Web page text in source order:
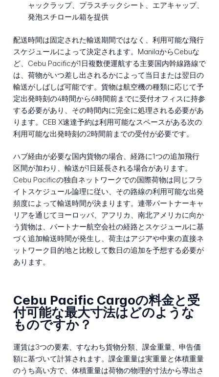
ャックラップ、プラスチックシート、エアキャップ、
発泡スチロール箱を提供
配送時間は固定された輸送期間ではなく、利用可能な飛行
スケジュールによって決定されます。ManilaからCebuな
ど、Cebu Pacificが1日複数便運航する主要国内幹線路線で
は、荷物がいつ差し出されるかによって当日または翌日の
輸送がしばしば可能です。貨物は航空機の種類に応じて予
定出発時刻の4時間から6時間前までに受付オフィスに持参
する必要があり、その時間内に完全に処理される必要があ
ります。CEB X速達予約は利用可能なスペースがある次の
利用可能な出発時刻の2時間前までの受付が必要です。
ハブ経由が必要な国内貨物の場合、経路に1つの追加飛行
区間が加わり、輸送が1日延長される場合があります。
Cebu Pacificの独自ネットワークでの国際荷物は同じフラ
イトスケジュール論理に従い、その路線の利用可能な出発
頻度によって輸送時間が決まります。連帯パートナーキャ
リアを通じてヨーロッパ、アフリカ、南北アメリカに向か
う貨物は、パートナー航空会社の経路とスケジュールに基
づく追加輸送時間が発生し、荷主はアジアや中東の直接ネ
ットワーク目的地と比較して数日の追加を予想する必要が
あります。
Cebu Pacific Cargoの料金と受
付可能な最大寸法はどのような
ものですか？
運賃は3つの要素、すなわち貨物分類、課金重量、申告価
額に基づいて計算されます。課金重量は実重量と体積重量
のうち高い方で、体積重量は荷物の物理的寸法から導出さ